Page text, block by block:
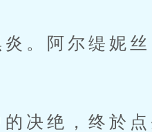
阿尔缇妮丝
绝，终於点